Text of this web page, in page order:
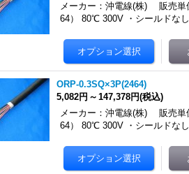
メーカー：沖電線(株) 販売単
64） 80℃ 300V ・シールドな
ORP-0.3SQ×3P(2464)
5,082円 ～ 147,378円(税込)
メーカー：沖電線(株) 販売単
64） 80℃ 300V ・シールドな